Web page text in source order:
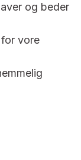
og beder
vore